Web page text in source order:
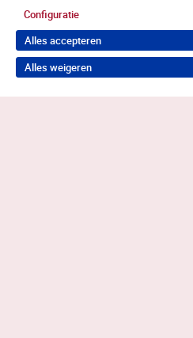
Configuratie
Alles accepteren
Alles weigeren